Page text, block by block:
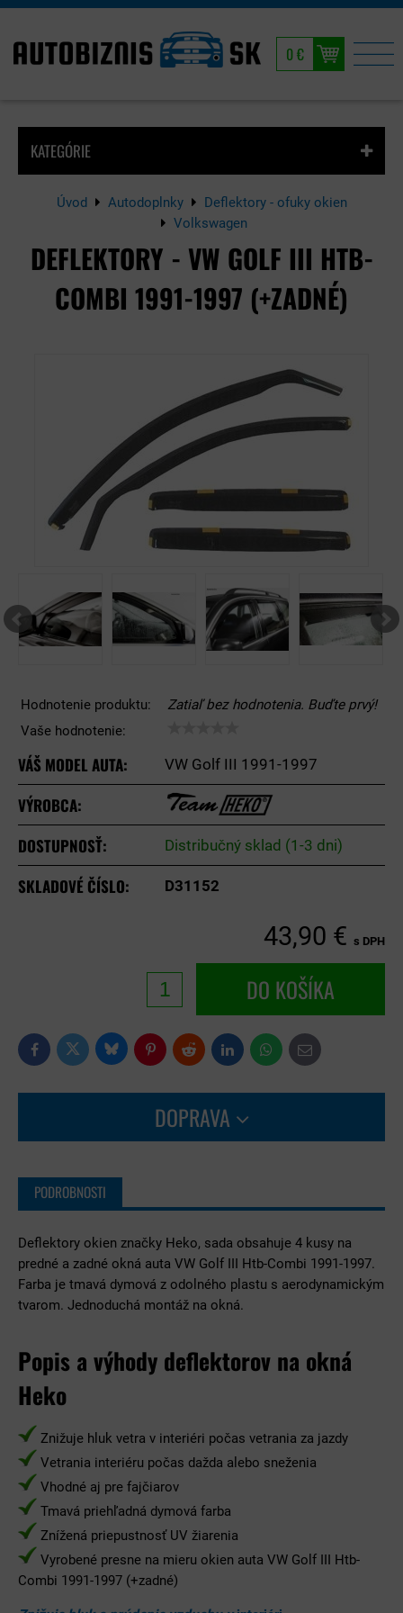
0 €
KATEGÓRIE
Úvod Autodoplnky
Deflektory - ofuky okien
Volkswagen
DEFLEKTORY - VW GOLF III HTB-
COMBI 1991-1997 (+ZADNÉ)
Hodnotenie produktu:
Zatiaľ bez hodnotenia. Buďte prvý!
Vaše hodnotenie:
VÁŠ MODEL AUTA: VW Golf III 1991-1997
VÝROBCA:
DOSTUPNOSŤ:
Distribučný sklad (1-3 dni)
SKLADOVÉ ČÍSLO: D31152
43,90 € s DPH
DO KOŠÍKA
FacebookTwitter BlueskyPinterestReddit LinkedInWhatsApp
E-
mail
DOPRAVA
PODROBNOSTI
Deflektory okien značky Heko, sada obsahuje 4 kusy na
predné a zadné okná auta VW Golf III Htb-Combi 1991-1997.
Farba je tmavá dymová z odolného plastu s aerodynamickým
tvarom. Jednoduchá montáž na okná.
Popis a výhody deflektorov na okná
Heko
Znižuje hluk vetra v interiéri počas vetrania za jazdy
Vetrania interiéru počas dažda alebo sneženia
Vhodné aj pre fajčiarov
Tmavá priehľadná dymová farba
Znížená priepustnosť UV žiarenia
Vyrobené presne na mieru okien auta VW Golf III Htb-
Combi 1991-1997 (+zadné)